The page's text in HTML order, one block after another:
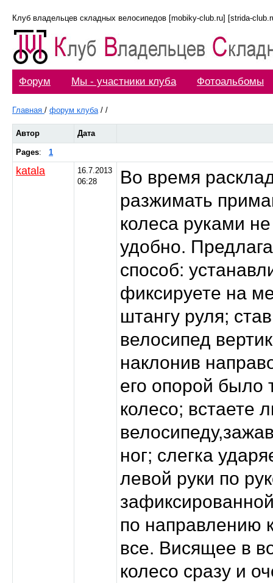
Клуб владельцев складных велосипедов [mobiky-club.ru] [strida-
Форум Мы - участники клуба Фотоальбомы
Главная / форум клуба/ /
Автор Дата
Pages: 1
katala
16.7.2013
06:28
Во время
разжимать
колеса руками
удобно.
способ:
фиксируете на
штангу руля;
велосипед
наклонив
его опорой было
колесо; встаете
ног; слегка
левой руки по
по направлению
все. Висящее в
колесо сразу и